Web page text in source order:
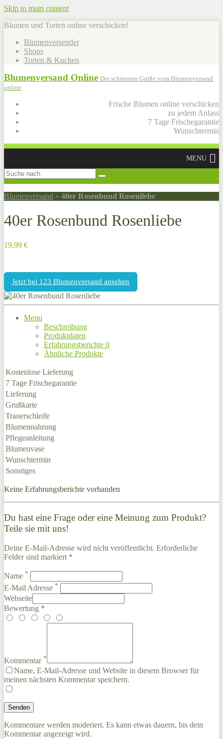
Skip to main content
Blumen und Torten online verschicken!
Blumenversender
Shops
Torten & Kuchen
Blumenversand Online Die schönsten Grüße vom Blumenversand
online
Frische Blumen online verschicken
zu jedem Anlass
7 Tage Frischegarantie
Wunschtermin
MENU
Blumenversand » 40er Rosenbund Rosenliebe
40er Rosenbund Rosenliebe
19,99 €
Jetzt bei 123 Blumenversand ansehen
Menu
Beschreibung
Produktdaten
Erfahrungsberichte 0
Ähnliche Produkte
Kostenlose Lieferung
7 Tage Frischegarantie
Lieferung
Grußkarte
Trauerschleife
Blumennahrung
Pflegeanleitung
Blumenvase
Wunschtermin
Sonstiges
Keine Erfahrungsberichte vorhanden
Du hast eine Frage oder eine Meinung zum Produkt?
Teile sie mit uns!
Deine E-Mail-Adresse wird nicht veröffentlicht. Erforderliche
Felder sind markiert *
Name *
E-Mail Adresse *
Webseite
Bewertung *
Kommentar *
Name, E-Mail-Adresse und Website in diesem Browser für
meinen nächsten Kommentar speichern.
Kommentare werden moderiert. Es kann etwas dauern, bis dein
Kommentar angezeigt wird.